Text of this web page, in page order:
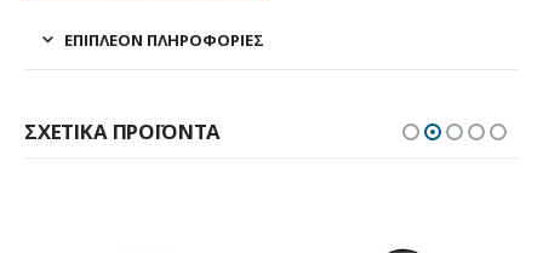
ΕΠΙΠΛΈΟΝ ΠΛΗΡΟΦΟΡΊΕΣ
ΣΧΕΤΙΚΆ ΠΡΟΪΌΝΤΑ